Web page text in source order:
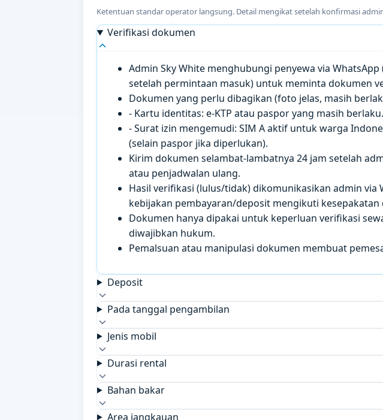
Ketentuan standar operator langsung. Detail mengikat setelah konfirmasi
Verifikasi dokumen
Admin Sky White menghubungi penyewa via
setelah permintaan masuk) untuk meminta dokumen
Dokumen yang perlu dibagikan (foto jelas, masih
- Kartu identitas: e-KTP atau paspor yang masih berlaku.
- Surat izin mengemudi: SIM A aktif untuk warga
(selain paspor jika diperlukan).
Kirim dokumen selambat-lambatnya 24 jam setelah
atau penjadwalan ulang.
Hasil verifikasi (lulus/tidak) dikomunikasikan admin
kebijakan pembayaran/deposit mengikuti
Dokumen hanya dipakai untuk keperluan verifikasi
diwajibkan hukum.
Pemalsuan atau manipulasi dokumen membuat
Deposit
Pada tanggal pengambilan
Jenis mobil
Durasi rental
Bahan bakar
Area jangkauan